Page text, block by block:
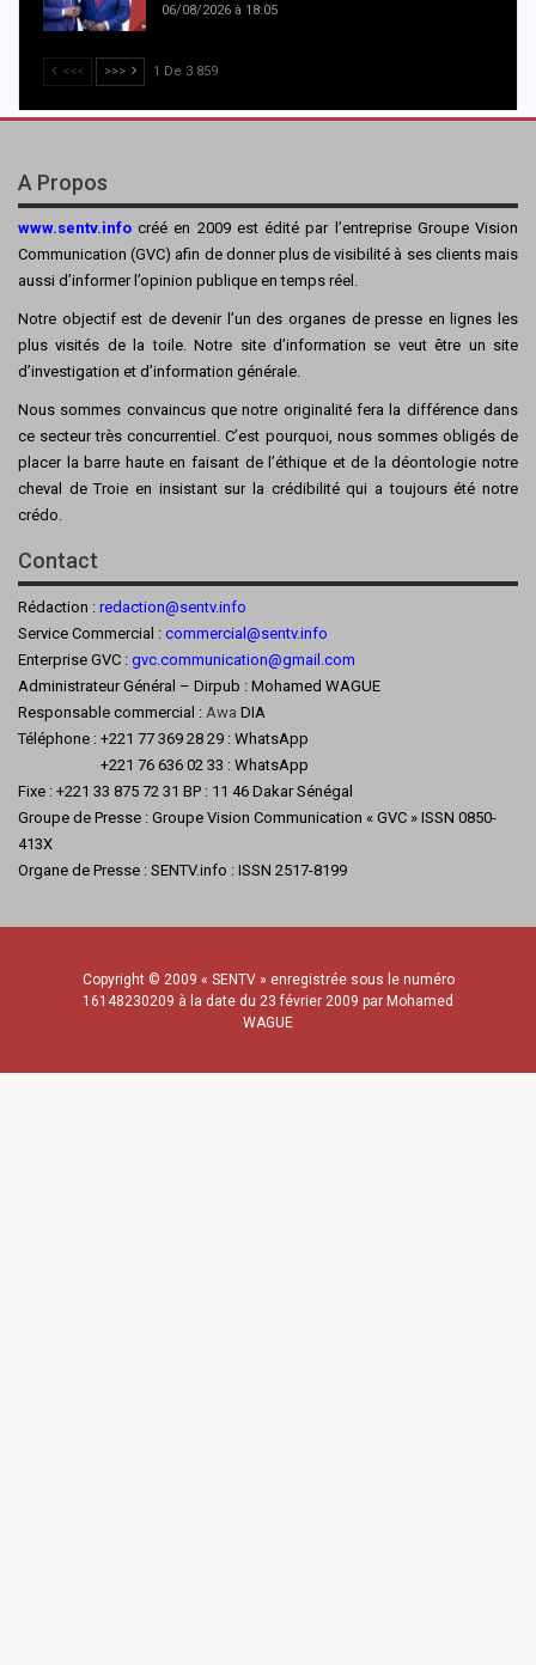
06/08/2026 à 18:05
<<< >>> 1 De 3 859
A Propos
www.sentv.info créé en 2009 est édité par l’entreprise Groupe Vision
Communication (GVC) afin de donner plus de visibilité à ses clients mais
aussi d’informer l’opinion publique en temps réel.
Notre objectif est de devenir l’un des organes de presse en lignes les
plus visités de la toile. Notre site d’information se veut être un site
d’investigation et d’information générale.
Nous sommes convaincus que notre originalité fera la différence dans
ce secteur très concurrentiel. C’est pourquoi, nous sommes obligés de
placer la barre haute en faisant de l’éthique et de la déontologie notre
cheval de Troie en insistant sur la crédibilité qui a toujours été notre
crédo.
Contact
Rédaction : redaction@sentv.info
Service Commercial : commercial@sentv.info
Enterprise GVC : gvc.communication@gmail.com
Administrateur Général – Dirpub : Mohamed WAGUE
Responsable commercial : Awa DIA
Téléphone : +221 77 369 28 29 : WhatsApp
+221 76 636 02 33 : WhatsApp
Fixe : +221 33 875 72 31 BP : 11 46 Dakar Sénégal
Groupe de Presse : Groupe Vision Communication « GVC » ISSN 0850-
413X
Organe de Presse : SENTV.info : ISSN 2517-8199
Copyright © 2009 « SENTV » enregistrée sous le numéro
16148230209 à la date du 23 février 2009 par Mohamed
WAGUE